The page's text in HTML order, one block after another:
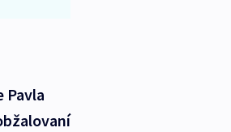
Pavla